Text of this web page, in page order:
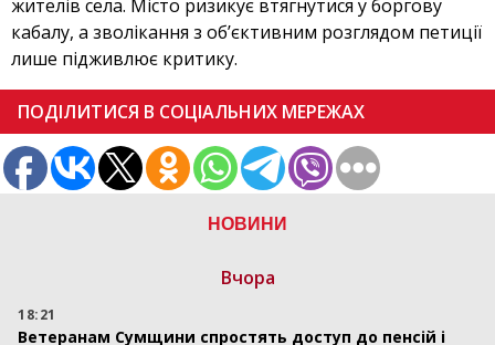
НОВИНИ
Вчора
18:21
Ветеранам Сумщини спростять доступ до пенсій і
жителів села. Місто ризикує втягнутися у боргову
кабалу, а зволікання з об’єктивним розглядом петиції
лише підживлює критику.
ПОДІЛИТИСЯ В СОЦІАЛЬНИХ МЕРЕЖАХ